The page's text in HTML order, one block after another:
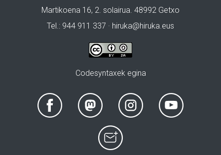
Martikoena 16, 2. solairua. 48992 Getxo
Tel.: 944 911 337 · hiruka@hiruka.eus
Codesyntaxek egina